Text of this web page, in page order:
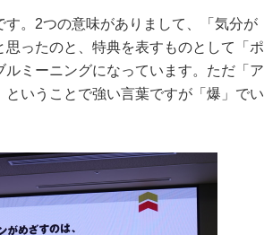
。2つの意味がありまして、「気分が
ったのと、特典を表すものとして「ポ
ミーニングになっています。ただ「ア
いうことで強い言葉ですが「爆」でい